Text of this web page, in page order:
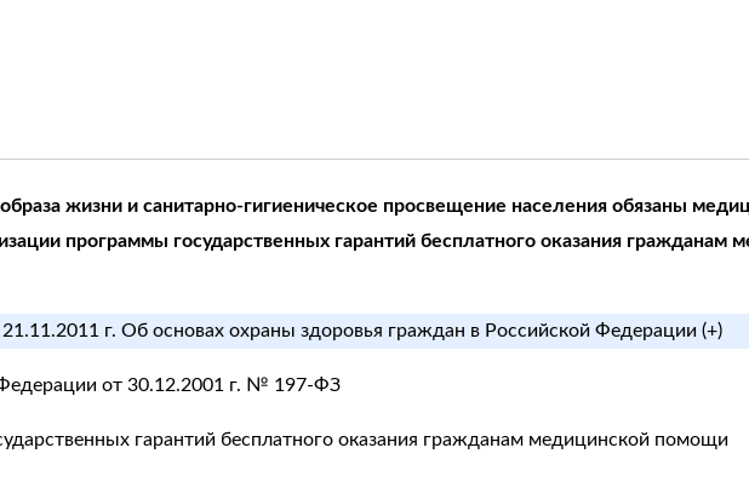
жизни и санитарно-гигиеническое просвещение населения обязаны
программы государственных гарантий бесплатного оказания гражданам
г. Об основах охраны здоровья граждан в Российской Федерации (+)
от 30.12.2001 г. № 197-ФЗ
гарантий бесплатного оказания гражданам медицинской помощи